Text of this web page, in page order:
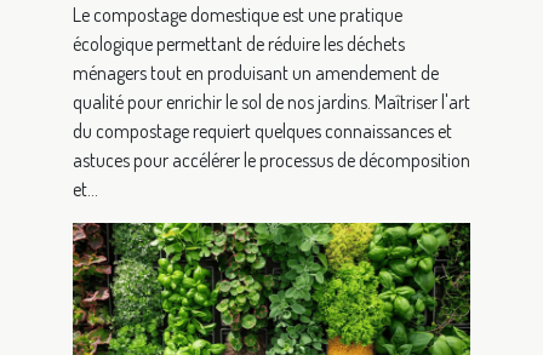
Le compostage domestique est une pratique
écologique permettant de réduire les déchets
ménagers tout en produisant un amendement de
qualité pour enrichir le sol de nos jardins. Maîtriser l'art
du compostage requiert quelques connaissances et
astuces pour accélérer le processus de décomposition
et...